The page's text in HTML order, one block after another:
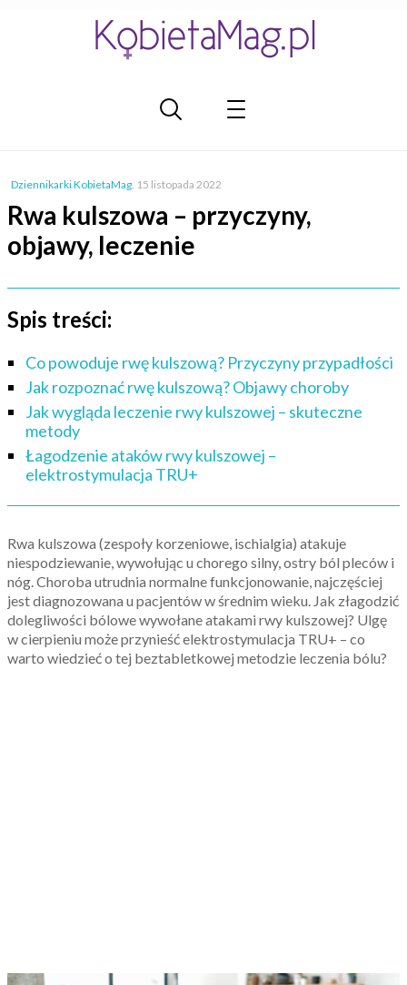
Dziennikarki KobietaMag, 15 listopada 2022
Rwa kulszowa – przyczyny,
objawy, leczenie
Spis treści:
Co powoduje rwę kulszową? Przyczyny przypadłości
Jak rozpoznać rwę kulszową? Objawy choroby
Jak wygląda leczenie rwy kulszowej – skuteczne
metody
Łagodzenie ataków rwy kulszowej –
elektrostymulacja TRU+
Rwa kulszowa (zespoły korzeniowe, ischialgia) atakuje
niespodziewanie, wywołując u chorego silny, ostry ból pleców i
nóg. Choroba utrudnia normalne funkcjonowanie, najczęściej
jest diagnozowana u pacjentów w średnim wieku. Jak złagodzić
dolegliwości bólowe wywołane atakami rwy kulszowej? Ulgę
w cierpieniu może przynieść elektrostymulacja TRU+ – co
warto wiedzieć o tej beztabletkowej metodzie leczenia bólu?